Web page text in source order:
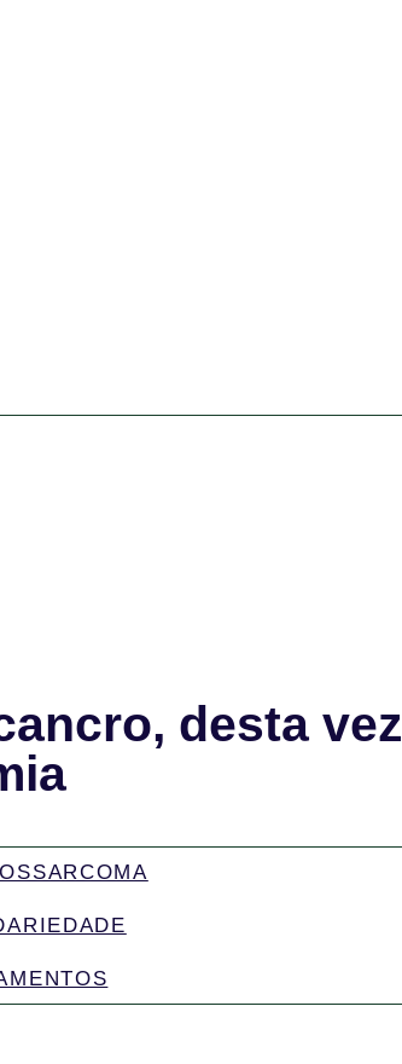
desta vez